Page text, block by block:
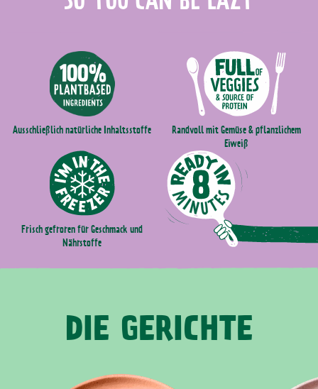
Ausschließlich natürliche Inhaltsstoffe
Randvoll mit Gemüse & pflanzlichem
Eiweiß
Frisch gefroren für Geschmack und
Nährstoffe
DIE GERICHTE